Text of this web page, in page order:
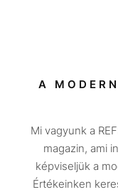
A
Mi vagyunk a
magazin, ami
képviseljük a
Értékeinken